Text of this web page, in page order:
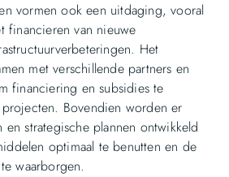
vormen ook een uitdaging, vooral
financieren van nieuwe
Het
met verschillende partners en
financiering en subsidies te
Bovendien worden er
strategische plannen ontwikkeld
optimaal te benutten en de
waarborgen.